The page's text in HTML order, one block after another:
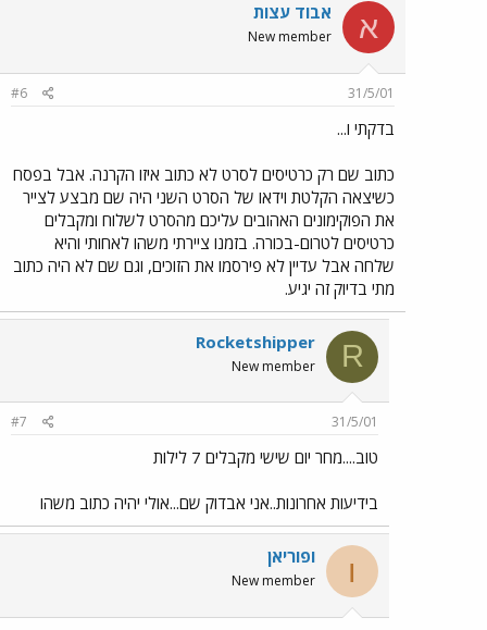
א אבוד עצות
New member
31/5/01
#6
בדקתי ו...
כתוב שם רק כרטיסים לסרט לא כתוב איזו הקרנה. אבל בפסח
כשיצאה הקלטת וידאו של הסרט השני היה שם מבצע לצייר
את הפוקימונים האהובים עליכם מהסרט לשלוח ומקבלים
כרטיסים לטרום-בכורה. בזמנו ציירתי משהו לאחותי והיא
שלחה אבל עדיין לא פירסמו את הזוכים, וגם שם לא היה כתוב
מתי בדיוק זה יגיע.
R
Rocketshipper
New member
31/5/01
#7
טוב....מחר יום שישי מקבלים 7 לילות
בידיעות אחרונות..אני אבדוק שם...אולי יהיה כתוב משהו
ו ופוריאן
New member